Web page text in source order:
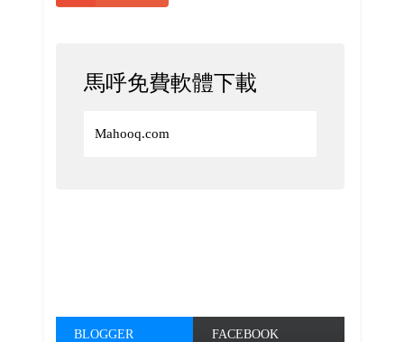
馬呼免費軟體下載
Mahooq.com
BLOGGER
FACEBOOK